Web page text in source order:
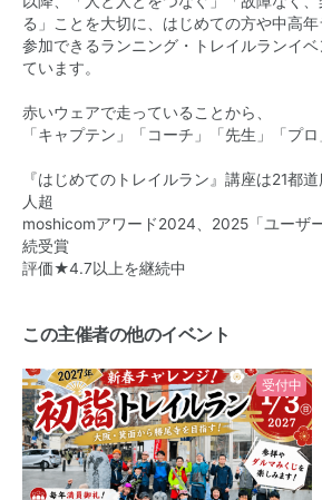
る」ことを大切に、はじめての方や中高
参加できるランニング・トレイルランイ
ています。
赤いウェアで走っていることから、
「キャプテン」「コーチ」「先生」「プ
『はじめてのトレイルラン』講座は21都
人超
moshicomアワード2024、2025「ユーザ
続受賞
評価★4.7以上を継続中
この主催者の他のイベント
受付中